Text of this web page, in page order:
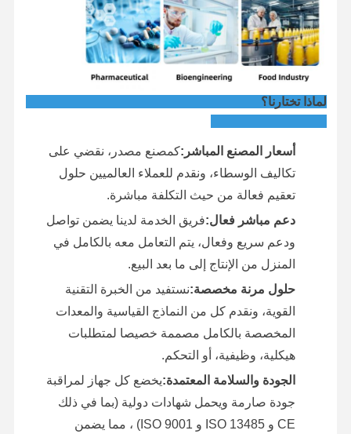
لماذا تختارنا؟
أسعار المصنع المباشر:كمصنع مصدر، نقضي على
تكاليف الوسطاء، ونقدم للعملاء العالميين حلول
تعقيم فعالة من حيث التكلفة مباشرة.
دعم مباشر فعال:فريق الخدمة لدينا يضمن تواصل
ودعم سريع وفعال، يتم التعامل معه بالكامل في
المنزل من الإنتاج إلى ما بعد البيع.
حلول مرنة مخصصة:نستفيد من الخبرة التقنية
القوية، ونقدم كل من النماذج القياسية والمعدات
المخصصة بالكامل مصممة خصيصا لمتطلبات
هيكلية، وظيفية، أو التحكم.
الجودة والسلامة المعتمدة:يخضع كل جهاز لمراقبة
جودة صارمة ويحمل شهادات دولية (بما في ذلك
CE و ISO 13485 و ISO 9001) ، مما يضمن